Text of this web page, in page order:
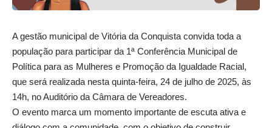
A gestão municipal de Vitória da Conquista convida toda a
população para participar da 1ª Conferência Municipal de
Política para as Mulheres e Promoção da Igualdade Racial,
que será realizada nesta quinta-feira, 24 de julho de 2025, às
14h, no Auditório da Câmara de Vereadores.
O evento marca um momento importante de escuta ativa e